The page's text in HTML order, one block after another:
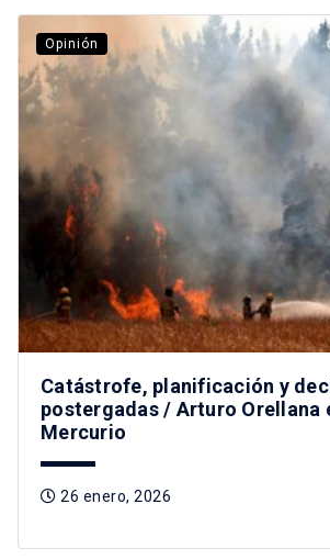
Opinión
Catástrofe, planificación y
postergadas / Arturo Orellana
Mercurio
26 enero, 2026